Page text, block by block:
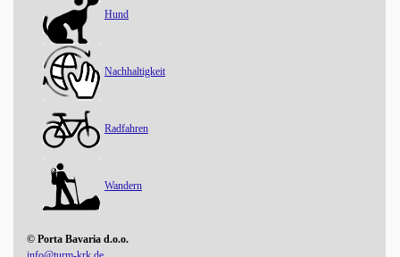
Hund
Nachhaltigkeit
Radfahren
Wandern
© Porta Bavaria d.o.o.